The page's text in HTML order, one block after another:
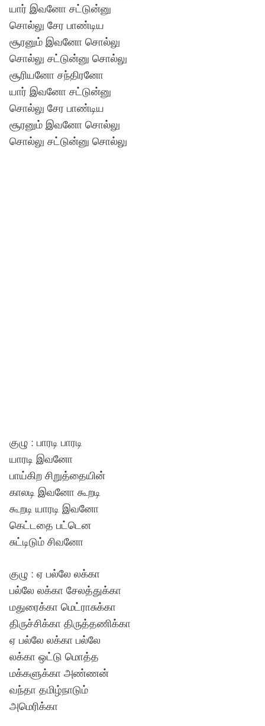
Lyrics in Hindi – Movie Songs
Lyrics in Tamil – Devotional Songs
Lyrics in Tamil – Movie Songs
Kannada
Lyrics in Kannada – Movie Songs
யார் இவனோ சட்டுன்னு
சொல்லு சேர பாண்டிய
சூரனும் இவனோ சொல்லு
சொல்லு சட்டுன்னு சொல்லு
சூரியனோ சந்திரனோ
யார் இவனோ சட்டுன்னு
சொல்லு சேர பாண்டிய
சூரனும் இவனோ சொல்லு
சொல்லு சட்டுன்னு சொல்லு
குழு : பாரடி பாரடி
யாரடி இவனோ
பாய்கிற சிறுத்தையின்
காலடி இவனோ கூறடி
கூறடி யாரடி இவனோ
கெட்டதை பட்டென
சுட்டிடும் சிவனோ
குழு : ஏ பல்லே லக்கா
பல்லே லக்கா சேலத்துக்கா
மதுரைக்கா மெட்ராசுக்கா
திருச்சிக்கா திருத்தணிக்கா
ஏ பல்லே லக்கா பல்லே
லக்கா ஒட்டு மொத்த
மக்களுக்கா அண்ணன்
வந்தா தமிழ்நாடும்
அமெரிக்கா